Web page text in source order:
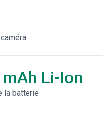
Li-Ion
la batterie